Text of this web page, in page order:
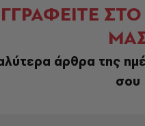
ΓΓΡΑΦΕΙΤΕ ΣΤΟ
άρθρα της
σου